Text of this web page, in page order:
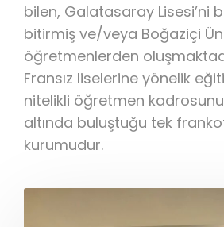
bilen, Galatasaray Lisesi’ni
bitirmiş ve/veya Boğaziçi
öğretmenlerden
Fransız liselerine yönelik
nitelikli öğretmen
altında buluştuğu tek
kurumudur.